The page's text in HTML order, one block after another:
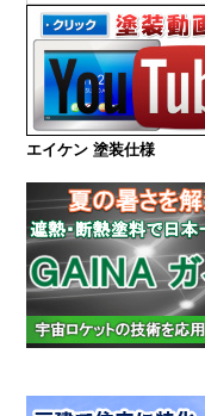
エイケン 塗装仕様